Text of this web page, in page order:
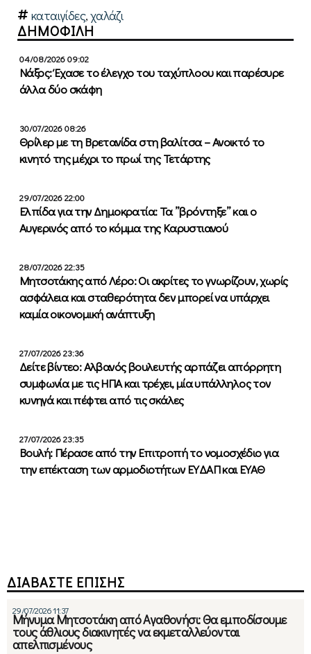
καταιγίδες,χαλάζι
ΔΗΜΟΦΙΛΗ
04/08/2026 09:02
Νάξος: Έχασε το έλεγχο του ταχύπλοου και παρέσυρε
άλλα δύο σκάφη
30/07/2026 08:26
Θρίλερ με τη Βρετανίδα στη βαλίτσα – Ανοικτό το
κινητό της μέχρι το πρωί της Τετάρτης
29/07/2026 22:00
Ελπίδα για την Δημοκρατία: Τα ”βρόντηξε” και ο
Αυγερινός από το κόμμα της Καρυστιανού
28/07/2026 22:35
Μητσοτάκης από Λέρο: Οι ακρίτες το γνωρίζουν, χωρίς
ασφάλεια και σταθερότητα δεν μπορεί να υπάρχει
καμία οικονομική ανάπτυξη
27/07/2026 23:36
Δείτε βίντεο: Αλβανός βουλευτής αρπάζει απόρρητη
συμφωνία με τις ΗΠΑ και τρέχει, μία υπάλληλος τον
κυνηγά και πέφτει από τις σκάλες
27/07/2026 23:35
Βουλή: Πέρασε από την Επιτροπή το νομοσχέδιο για
την επέκταση των αρμοδιοτήτων ΕΥΔΑΠ και ΕΥΑΘ
ΔΙΑΒΑΣΤΕ ΕΠΙΣΗΣ
29/07/2026 11:37
Μήνυμα Μητσοτάκη από Αγαθονήσι: Θα εμποδίσουμε
τους άθλιους διακινητές να εκμεταλλεύονται
απελπισμένους